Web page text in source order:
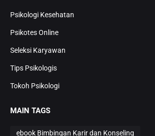
Psikologi Kesehatan
Psikotes Online
Seleksi Karyawan
Tips Psikologis
Tokoh Psikologi
MAIN TAGS
ebook Bimbingan Karir dan Konseling